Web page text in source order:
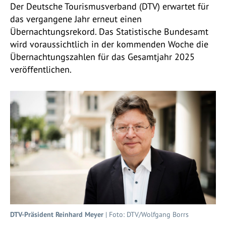
Der Deutsche Tourismusverband (DTV) erwartet für
das vergangene Jahr erneut einen
Übernachtungsrekord. Das Statistische Bundesamt
wird voraussichtlich in der kommenden Woche die
Übernachtungszahlen für das Gesamtjahr 2025
veröffentlichen.
DTV-Präsident Reinhard Meyer | Foto: DTV/Wolfgang Borrs